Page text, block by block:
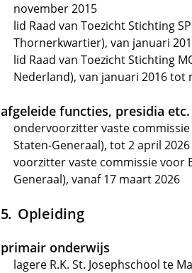
november 2015
lid Raad van Toezicht Stichting
Thornerkwartier), van januari
lid Raad van Toezicht Stichting
Nederland), van januari 2016 tot
afgeleide functies, presidia etc.
ondervoorzitter vaste
Staten-Generaal), tot 2 april 2026
voorzitter vaste commissie voor
Generaal), vanaf 17 maart 2026
Opleiding
primair onderwijs
lagere R.K. St. Josephschool te